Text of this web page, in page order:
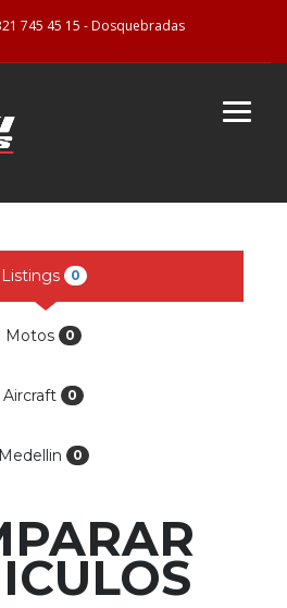
745 45 15 - Dosquebradas
Listings 0
Motos 0
Aircraft 0
Medellin 0